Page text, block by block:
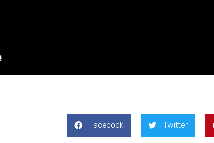
Facebook Twitter